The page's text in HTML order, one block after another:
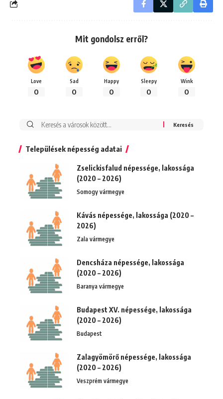
Mit gondolsz erről?
Love
0
Sad
0
Happy
0
Sleepy
0
Wink
0
Keresés:
Települések népesség adatai
Zselickisfalud népessége, lakossága
(2020 – 2026)
Somogy vármegye
Kávás népessége, lakossága (2020 –
2026)
Zala vármegye
Dencsháza népessége, lakossága
(2020 – 2026)
Baranya vármegye
Budapest XV. népessége, lakossága
(2020 – 2026)
Budapest
Zalagyömörő népessége, lakossága
(2020 – 2026)
Veszprém vármegye